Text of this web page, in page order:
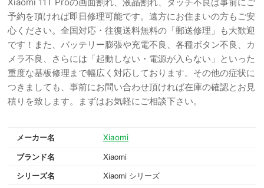
予約を頂ければ即日修理可能です。遠方にお住まいの方もご安
心ください。全国対応・往復送料無料の「郵送修理」も大歓迎
です！また、バッテリー膨張や充電不良、各種ボタン不良、カ
メラ不良、さらには「起動しない・電源が入らない」といった
重度な基板修理まで幅広く対応しております。その他の症状に
つきましても、事前にお問い合わせ頂ければ在庫の確認とお見
積りを致します。まずはお気軽にご相談下さい。
メーカー名 Xiaomi
ブランド名
Xiaomi
シリーズ名
Xiaomi シリーズ